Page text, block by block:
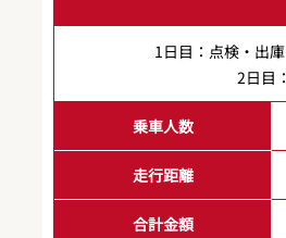
1日目：点検・出
2日目
乗車人数
走行距離
合計金額